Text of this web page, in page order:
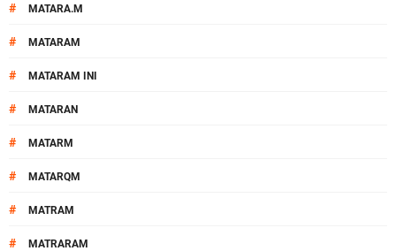
# MATARA.M
# MATARAM
# MATARAM INI
# MATARAN
# MATARM
# MATARQM
# MATRAM
# MATRARAM